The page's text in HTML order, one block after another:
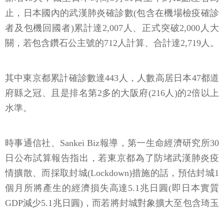
止，日本國內的武漢肺炎確診數(包含在機場檢疫確診
者及包機回國者)累計達2,007人、正式突破2,000人大
關，若包含鑽石公主號的712人計算、合計達2,719人。
其中東京都累計確診數達443人，人數高居日本47都道
府縣之冠、且是排名第2多的大阪府(216人)的2倍以上
水準。
時事通信社、Sankei Biz報導，第一生命經濟研究所30
日公布試算報告指出，若東京都為了防堵武漢肺炎疫
情擴散、而採取封城(Lockdown)措施的話，預估封城1
個月所將產生的經濟損失高達5.1兆日圓(即日本實質
GDP減少5.1兆日圓)，而若將封城對象擴大至包含琦玉